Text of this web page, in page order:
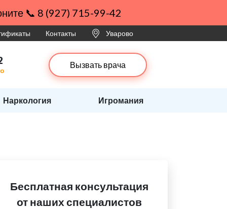
📞 8 (927) 715-99-42
Контакты Уварово
Вызвать врача
Наркология Игромания
Бесплатная консультация
от наших специалистов